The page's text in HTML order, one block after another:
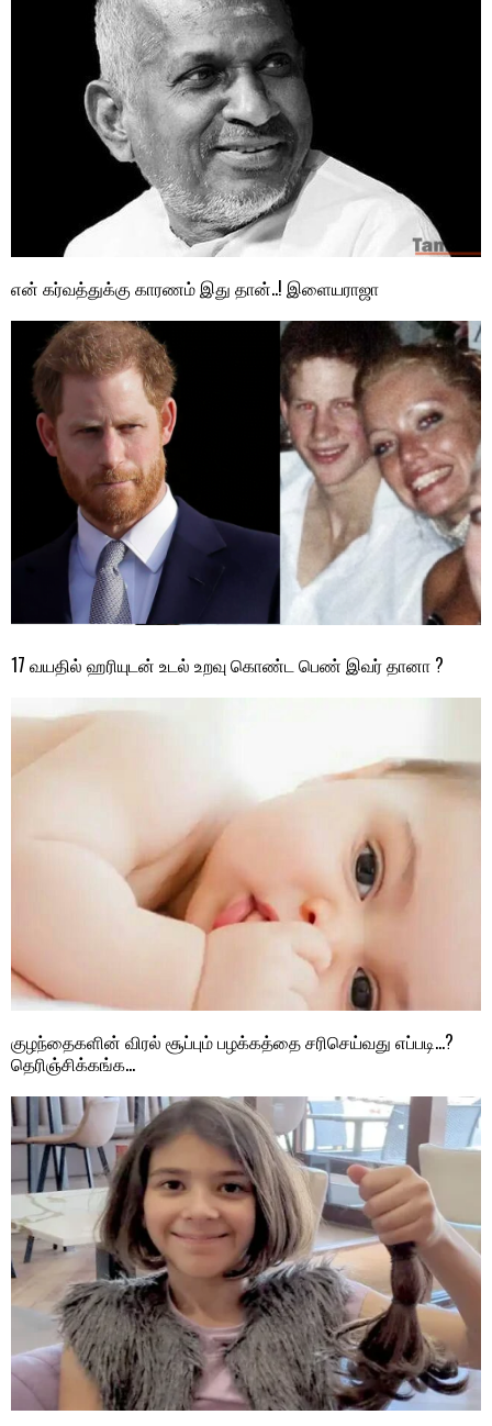
என் கர்வத்துக்கு காரணம் இது தான்..! இளையராஜா
17 வயதில் ஹரியுடன் உடல் உறவு கொண்ட பெண் இவர் தானா ?
குழந்தைகளின் விரல் சூப்பும் பழக்கத்தை சரிசெய்வது எப்படி…?
தெரிஞ்சிக்கங்க…